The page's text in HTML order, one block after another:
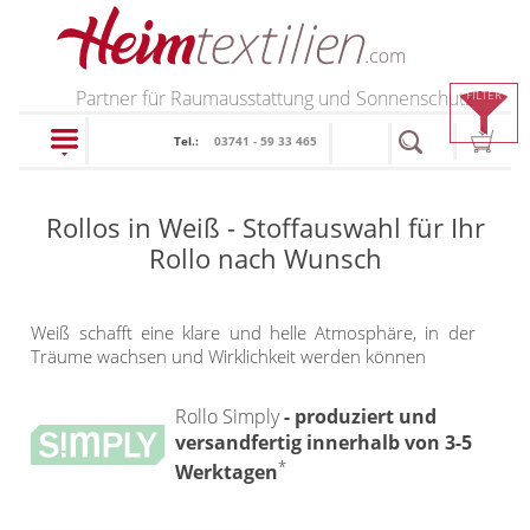
PRODUKTE
Faltstores in
Wabenplissee
Verdunklungsplissee
Rollos nach Maß
Rollos in Standardgrößen
Thermo Rollo
Doppelrollo
Partner für Raumausstattung und Sonnenschutz
Tel.: 03741 - 59 33 465
FILTER
Rollos in Weiß - Stoffauswahl für Ihr
Rollo nach Wunsch
Weiß schafft eine klare und helle Atmosphäre, in der
Träume wachsen und Wirklichkeit werden können
Rollo Simply- produziert und
versandfertig innerhalb von 3-5
Werktagen*